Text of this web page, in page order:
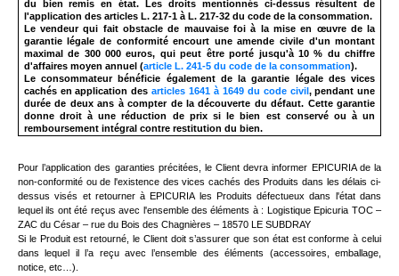
du bien remis en état. Les droits mentionnés ci-dessus résultent de
l'application des articles L. 217-1 à L. 217-32 du code de la consommation.
Le vendeur qui fait obstacle de mauvaise foi à la mise en œuvre de la
garantie légale de conformité encourt une amende civile d'un montant
maximal de 300 000 euros, qui peut être porté jusqu'à 10 % du chiffre
d'affaires moyen annuel (article L. 241-5 du code de la consommation).
Le consommateur bénéficie également de la garantie légale des vices
cachés en application desarticles 1641 à 1649 du code civil, pendant une
durée de deux ans à compter de la découverte du défaut. Cette garantie
donne droit à une réduction de prix si le bien est conservé ou à un
remboursement intégral contre restitution du bien.
Pour l’application des garanties précitées, le Client devra informer EPICURIA de la
non-conformité ou de l'existence des vices cachés des Produits dans les délais ci-
dessus visés et retourner à EPICURIA les Produits défectueux dans l'état dans
lequel ils ont été reçus avec l'ensemble des éléments à :
Logistique Epicuria TOC–
ZAC du César – rue du Bois des Chagnières – 18570 LE SUBDRAY
Si le Produit est retourné, le Client doit s’assurer que son état est conforme à celui
dans lequel il l’a reçu avec l’ensemble des éléments (accessoires, emballage,
notice, etc…).